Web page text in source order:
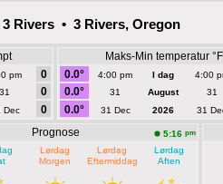
3 Rivers • 3 Rivers, Oregon
pm
0
31
0
Dec 0
Maks-Min temperatur °F
0.0°
4:00 pm I dag 4:00
0.0°
31 August 31
0.0°
31 Dec 2026 31
Prognose 5:16 pm
Lørdag
Morgen
Lørdag
Eftermiddag
Lørdag
Aften